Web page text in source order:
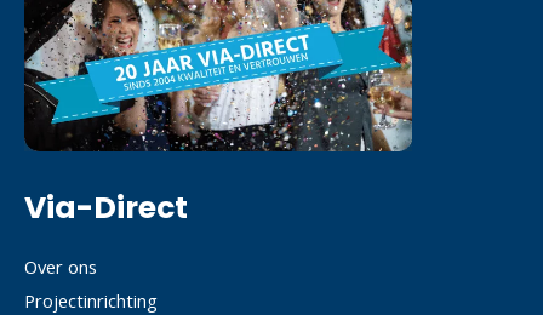
Via-Direct
Over ons
Projectinrichting